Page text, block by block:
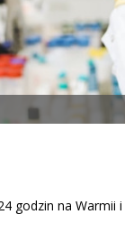
godzin na Warmii